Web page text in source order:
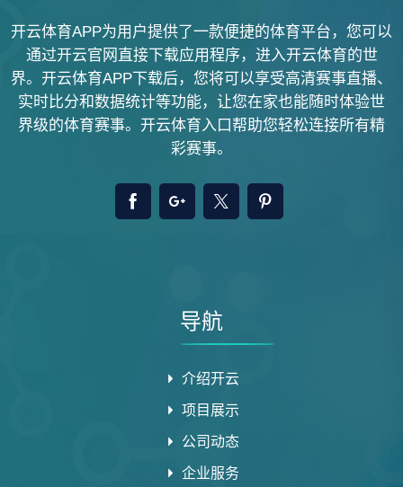
开云体育APP为用户提供了一款便捷的体育平台，您可以
通过开云官网直接下载应用程序，进入开云体育的世
界。开云体育APP下载后，您将可以享受高清赛事直播、
实时比分和数据统计等功能，让您在家也能随时体验世
界级的体育赛事。开云体育入口帮助您轻松连接所有精
彩赛事。
导航
介绍开云
项目展示
公司动态
企业服务